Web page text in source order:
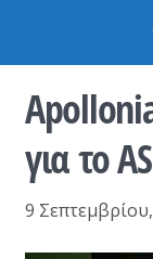
για το
9